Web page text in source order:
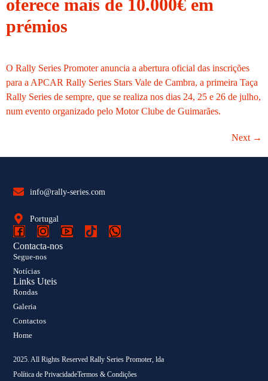
oferece mais de 10.000€ em
prémios
O Rally Series Promoter anuncia a abertura oficial das inscrições
para a APCAR Rally Series Stars Vale de Cambra, a primeira Taça
Rally Series de sempre, que se realiza nos dias 24, 25 e 26 de julho,
num evento organizado pelo Motor Clube de Guimarães.
Next →
info@rally-series.com
Portugal
Contacta-nos
Segue-nos
Notícias
Links Uteis
Rondas
Galeria
Contactos
Home
2025. All Rights Reserved Rally Series Promoter, lda
Política de PrivacidadeTermos & Condições